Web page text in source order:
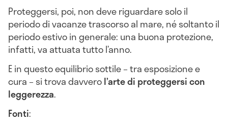
Proteggersi, poi, non deve riguardare solo il
periodo di vacanze trascorso al mare, né soltanto il
periodo estivo in generale: una buona protezione,
infatti, va attuata tutto l’anno.
E in questo equilibrio sottile – tra esposizione e
cura – si trova davverol’arte di proteggersi con
leggerezza.
Fonti: